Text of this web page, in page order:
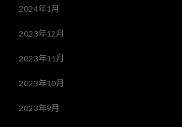
2024年1月
2023年12月
2023年11月
2023年10月
2023年9月